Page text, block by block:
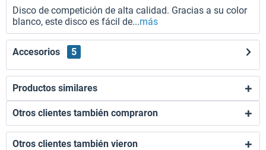
Disco de competición de alta calidad. Gracias a su color
blanco, este disco es fácil de...más
Accesorios 5
Productos similares
Otros clientes también compraron
Otros clientes también vieron